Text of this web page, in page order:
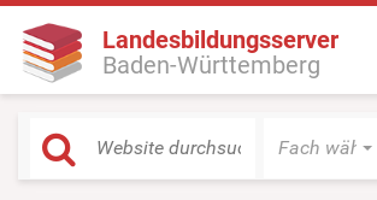
Landesbildungsserver
Baden-Württemberg
Fach wählen